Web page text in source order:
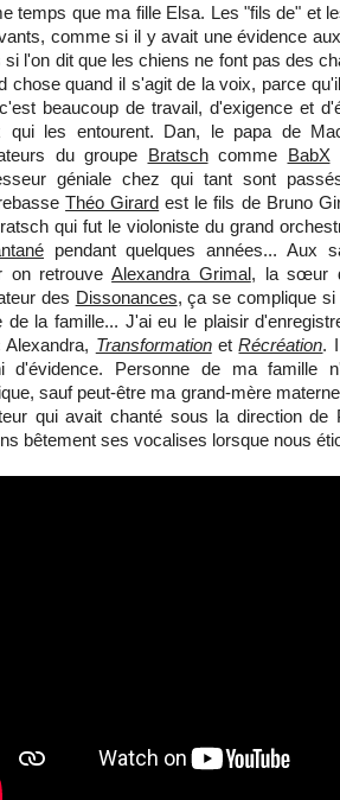
temps que ma fille Elsa. Les "fils de" et
comme si il y avait une évidence
si l'on dit que les chiens ne font pas des
chose quand il s'agit de la voix, parce
beaucoup de travail, d'exigence et
qui les entourent. Dan, le papa de
du groupe Bratschcomme BabX
géniale chez qui tant sont
Théo Girard est le fils de Bruno
qui fut le violoniste du grand
pendant quelques années... Aux
on retrouveAlexandra Grimal, la sœur
des Dissonances, ça se complique
de la famille... J'ai eu le plaisir
Alexandra, TransformationetRécréation.
d'évidence. Personne de ma famille
sauf peut-être ma grand-mère
qui avait chanté sous la direction de
bêtement ses vocalises lorsque nous